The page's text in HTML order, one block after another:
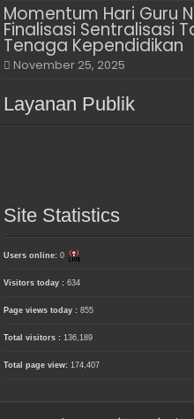
Momentum Hari Guru
Finalisasi Sentralisasi
Tenaga Kependidikan
November 25, 2025
Layanan Publik
Site Statistics
Users online:0
Visitors today :634
Page views today :855
Total visitors : 136,189
Total page view: 174,407